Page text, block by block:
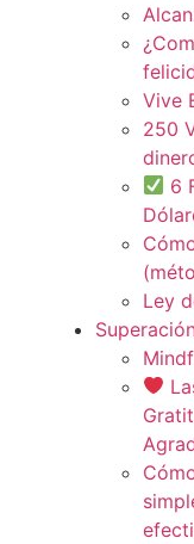
Vive
250
6
Ley